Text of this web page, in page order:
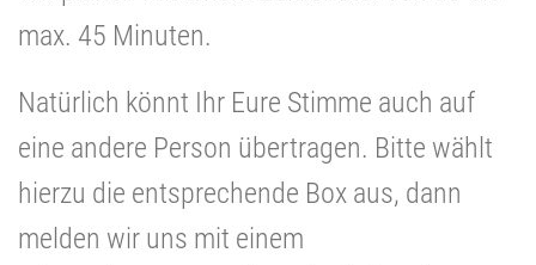
max. 45 Minuten.
Natürlich könnt Ihr Eure Stimme auch auf
eine andere Person übertragen. Bitte wählt
hierzu die entsprechende Box aus, dann
melden wir uns mit einem